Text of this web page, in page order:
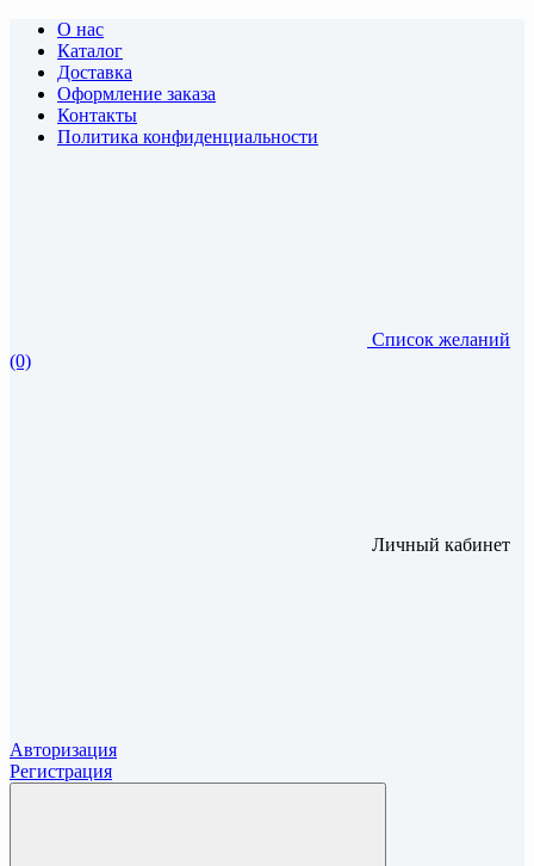
О нас
Каталог
Доставка
Оформление заказа
Контакты
Политика конфиденциальности
Список желаний
(0)
Личный кабинет
Авторизация
Регистрация